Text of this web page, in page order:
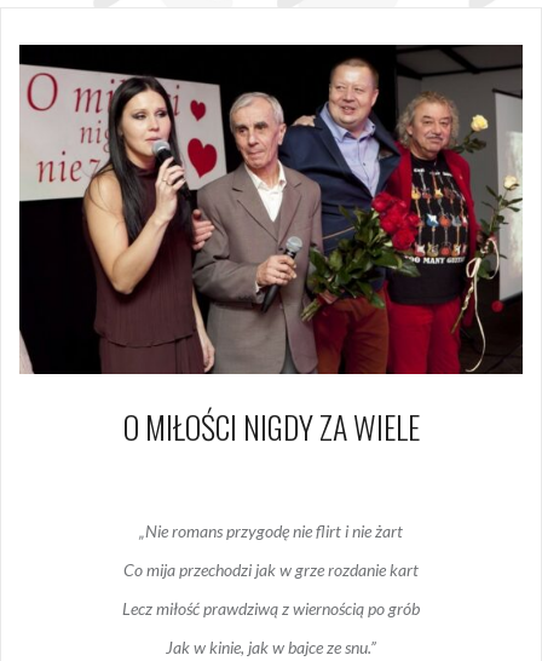
O MIŁOŚCI NIGDY ZA WIELE
„Nie romans przygodę nie flirt i nie żart
Co mija przechodzi jak w grze rozdanie kart
Lecz miłość prawdziwą z wiernością po grób
Jak w kinie, jak w bajce ze snu.”